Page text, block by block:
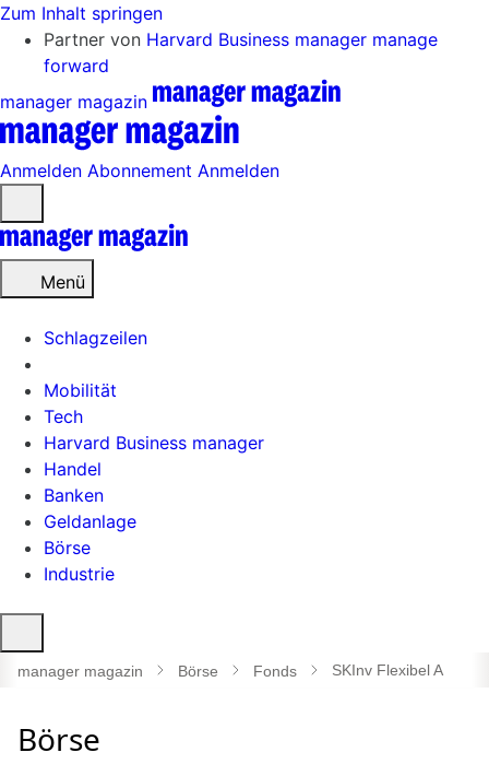
Zum Inhalt springen
Partner von Harvard Business manager manage
forward
manager magazin
Anmelden Abonnement Anmelden
öffnen
Menü
Schlagzeilen
Mobilität
Tech
Harvard Business manager
Handel
Banken
Geldanlage
Börse
Industrie
öffnen
manager magazin Börse Fonds SKInv Flexibel A